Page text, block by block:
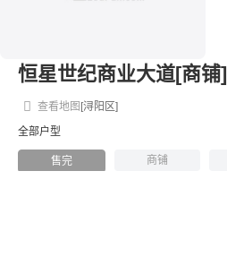
恒星世纪商业大道[商铺]
[浔阳区]
查看地图
全部户型
售完 商铺